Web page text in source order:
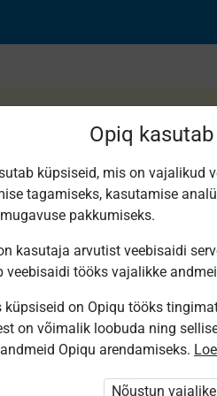
ole Opiqusse sisse logitud.
Õpilastele saab
Opiq
küpsiseid, mis on vajalikud
tagamiseks, kasutamise
pakkumiseks.
kasutaja arvutist veebisaidi
veebisaidi tööks vajalikke
küpsiseid on Opiqu tööks
on võimalik loobuda ning
Opiqu arendamiseks.
Nõustun